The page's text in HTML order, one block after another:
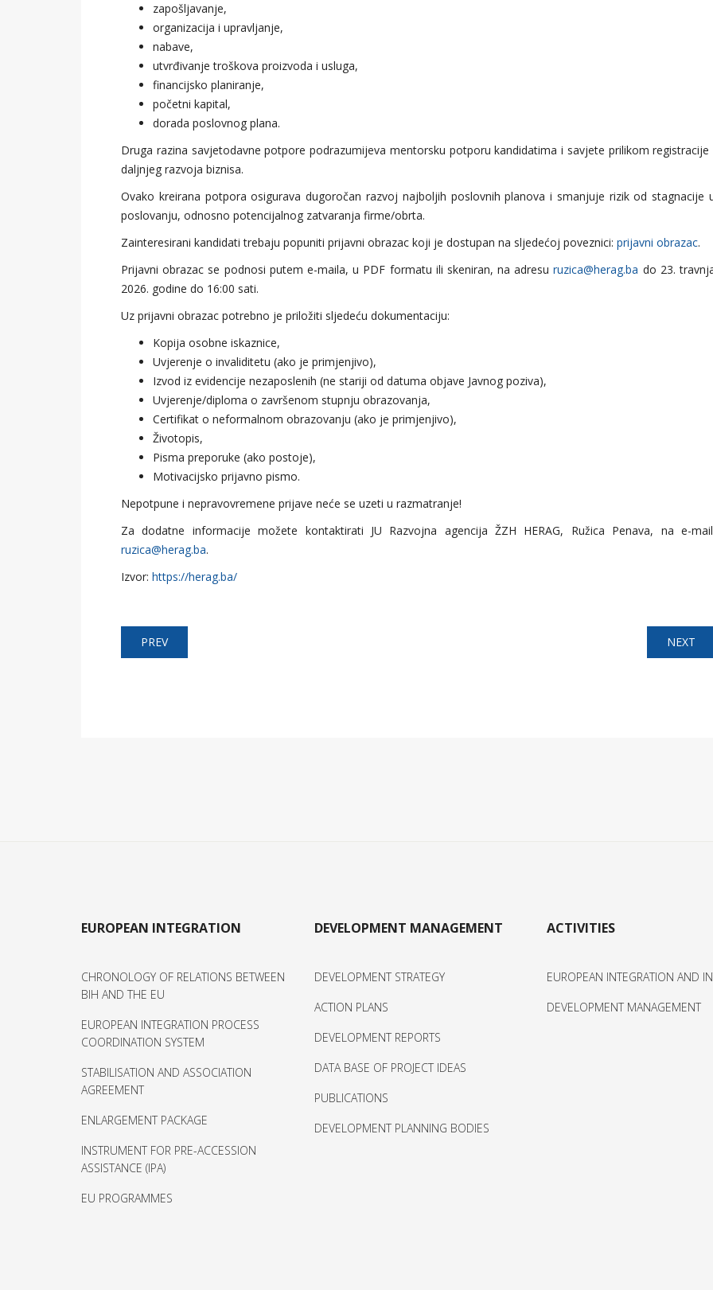
zapošljavanje,
organizacija i upravljanje,
nabave,
utvrđivanje troškova proizvoda i usluga,
financijsko planiranje,
početni kapital,
dorada poslovnog plana.
Druga razina savjetodavne potpore podrazumijeva mentorsku potporu kandidatima i savjete prilikom registracije
daljnjeg razvoja biznisa.
Ovako kreirana potpora osigurava dugoročan razvoj najboljih poslovnih planova i smanjuje rizik od stagnacije
poslovanju, odnosno potencijalnog zatvaranja firme/obrta.
Zainteresirani kandidati trebaju popuniti prijavni obrazac koji je dostupan na sljedećoj poveznici: prijavni obrazac.
Prijavni obrazac se podnosi putem e-maila, u PDF formatu ili skeniran, na adresuruzica@herag.ba do 23.
2026. godine do 16:00 sati.
Uz prijavni obrazac potrebno je priložiti sljedeću dokumentaciju:
Kopija osobne iskaznice,
Uvjerenje o invaliditetu (ako je primjenjivo),
Izvod iz evidencije nezaposlenih (ne stariji od datuma objave Javnog poziva),
Uvjerenje/diploma o završenom stupnju obrazovanja,
Certifikat o neformalnom obrazovanju (ako je primjenjivo),
Životopis,
Pisma preporuke (ako postoje),
Motivacijsko prijavno pismo.
Nepotpune i nepravovremene prijave neće se uzeti u razmatranje!
Za dodatne informacije možete kontaktirati JU Razvojna agencija ŽZH HERAG, Ružica Penava, na e-
ruzica@herag.ba.
Izvor: https://herag.ba/
PREV NEXT
EUROPEAN INTEGRATION
CHRONOLOGY OF RELATIONS BETWEEN
BIH AND THE EU
EUROPEAN INTEGRATION PROCESS
COORDINATION SYSTEM
STABILISATION AND ASSOCIATION
AGREEMENT
ENLARGEMENT PACKAGE
INSTRUMENT FOR PRE-ACCESSION
ASSISTANCE (IPA)
EU PROGRAMMES
DEVELOPMENT MANAGEMENT
DEVELOPMENT STRATEGY
ACTION PLANS
DEVELOPMENT REPORTS
DATA BASE OF PROJECT IDEAS
PUBLICATIONS
DEVELOPMENT PLANNING BODIES
ACTIVITIES
EUROPEAN INTEGRATION AND
DEVELOPMENT MANAGEMENT